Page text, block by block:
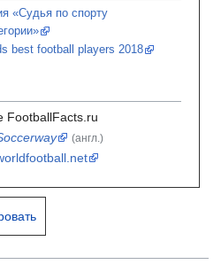
«Судья по спорту
best football players 2018
FootballFacts.ru
(англ.)